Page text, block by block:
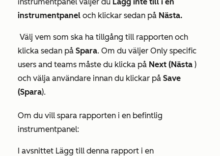
instrumentpanel och klickar sedan på Nästa.
Välj vem som ska ha tillgång till rapporten och
klicka sedan på Spara. Om du väljer Only specific
users and teams måste du klicka på Next (Nästa )
och välja användare innan du klickar på Save
(Spara).
Om du vill spara rapporten i en befintlig
instrumentpanel:
I avsnittet Lägg till denna rapport i en